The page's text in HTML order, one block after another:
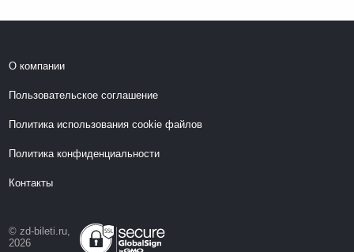
О компании
Пользовательское соглашение
Политика использования cookie файлов
Политика конфиденциальности
Контакты
© zd-bileti.ru,
2026